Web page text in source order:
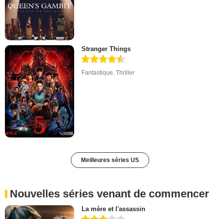
Stranger Things
Fantastique,Thriller
Meilleures séries US
Nouvelles séries venant de commencer
La mère et l'assassin